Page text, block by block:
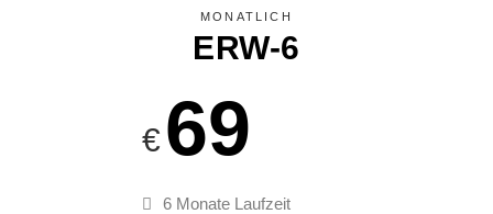
MONATLICH
ERW-6
€69
6 Monate Laufzeit